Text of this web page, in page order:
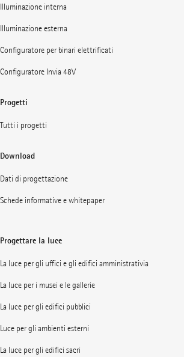
Illuminazione interna
Illuminazione esterna
Configuratore per binari elettrificati
Configuratore Invia 48V
Progetti
Tutti i progetti
Download
Dati di progettazione
Schede informative e whitepaper
Progettare la luce
La luce per gli uffici e gli edifici amministrativia
La luce per i musei e le gallerie
La luce per gli edifici pubblici
Luce per gli ambienti esterni
La luce per gli edifici sacri